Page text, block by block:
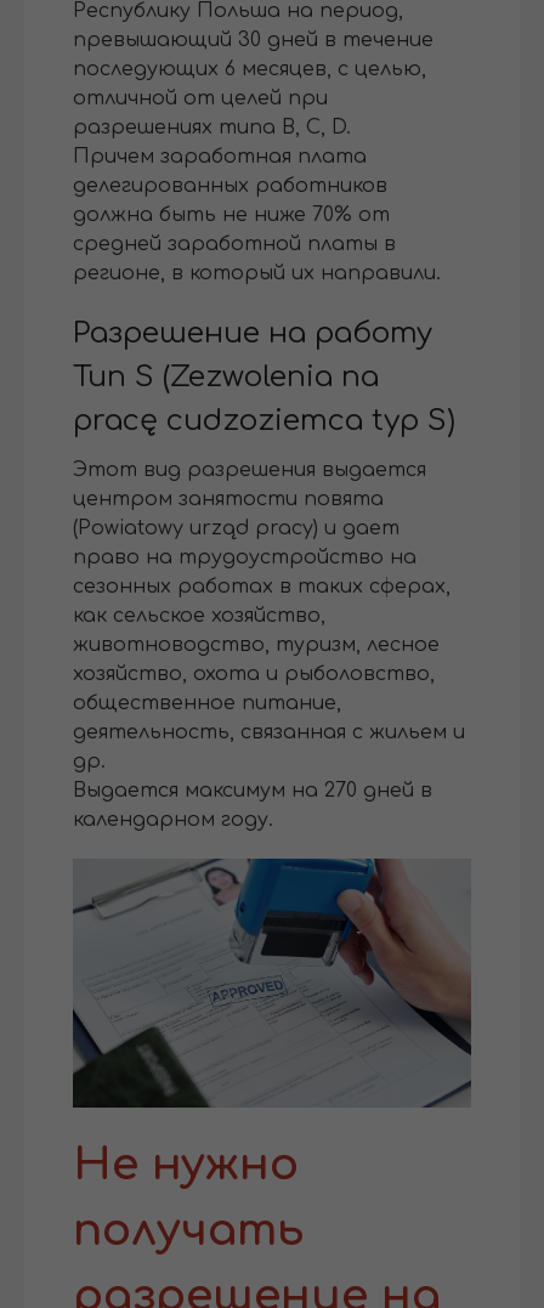
Республику Польша на период,
превышающий 30 дней в течение
последующих 6 месяцев, с целью,
отличной от целей при
разрешениях типа B, C, D.
Причем заработная плата
делегированных работников
должна быть не ниже 70% от
средней заработной платы в
регионе, в который их направили.
Разрешение на работу
Тип S (Zezwolenia na
pracę cudzoziemca typ S)
Этот вид разрешения выдается
центром занятости повята
(Powiatowy urząd pracy) и дает
право на трудоустройство на
сезонных работах в таких сферах,
как сельское хозяйство,
животноводство, туризм, лесное
хозяйство, охота и рыболовство,
общественное питание,
деятельность, связанная с жильем и
др.
Выдается максимум на 270 дней в
календарном году.
Не нужно
получать
разрешение на